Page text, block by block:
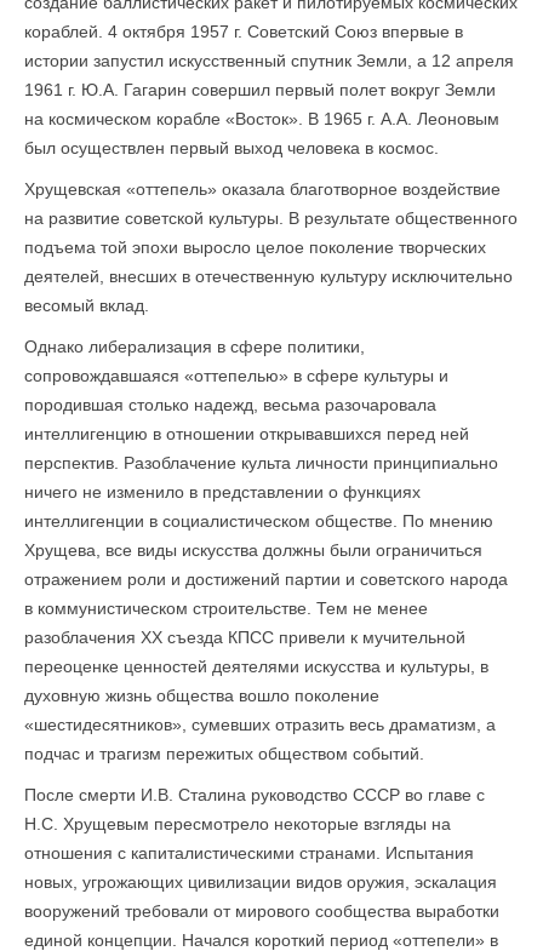
кораблей. 4 октября 1957 г. Советский Союз впервые в
истории запустил искусственный спутник Земли, а 12 апреля
1961 г. Ю.А. Гагарин совершил первый полет вокруг Земли
на космическом корабле «Восток». В 1965 г. А.А. Леоновым
был осуществлен первый выход человека в космос.
Хрущевская «оттепель» оказала благотворное воздействие
на развитие советской культуры. В результате общественного
подъема той эпохи выросло целое поколение творческих
деятелей, внесших в отечественную культуру исключительно
весомый вклад.
Однако либерализация в сфере политики,
сопровождавшаяся «оттепелью» в сфере культуры и
породившая столько надежд, весьма разочаровала
интеллигенцию в отношении открывавшихся перед ней
перспектив. Разоблачение культа личности принципиально
ничего не изменило в представлении о функциях
интеллигенции в социалистическом обществе. По мнению
Хрущева, все виды искусства должны были ограничиться
отражением роли и достижений партии и советского народа
в коммунистическом строительстве. Тем не менее
разоблачения XX съезда КПСС привели к мучительной
переоценке ценностей деятелями искусства и культуры, в
духовную жизнь общества вошло поколение
«шестидесятников», сумевших отразить весь драматизм, а
подчас и трагизм пережитых обществом событий.
После смерти И.В. Сталина руководство СССР во главе с
Н.С. Хрущевым пересмотрело некоторые взгляды на
отношения с капиталистическими странами. Испытания
новых, угрожающих цивилизации видов оружия, эскалация
вооружений требовали от мирового сообщества выработки
единой концепции. Начался короткий период «оттепели» в